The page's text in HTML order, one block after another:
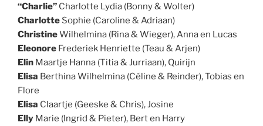
“Charlie” Charlotte Lydia (Bonny & Wolter)
Charlotte Sophie (Caroline & Adriaan)
ChristineWilhelmina (Rina & Wieger), Anna en Lucas
Eleonore Frederiek Henriette (Teau & Arjen)
Elin Maartje Hanna (Titia & Jurriaan), Quirijn
Elisa Berthina Wilhelmina (Céline & Reinder), Tobias en
Flore
Elisa Claartje (Geeske & Chris), Josine
Elly Marie (Ingrid & Pieter), Bert en Harry